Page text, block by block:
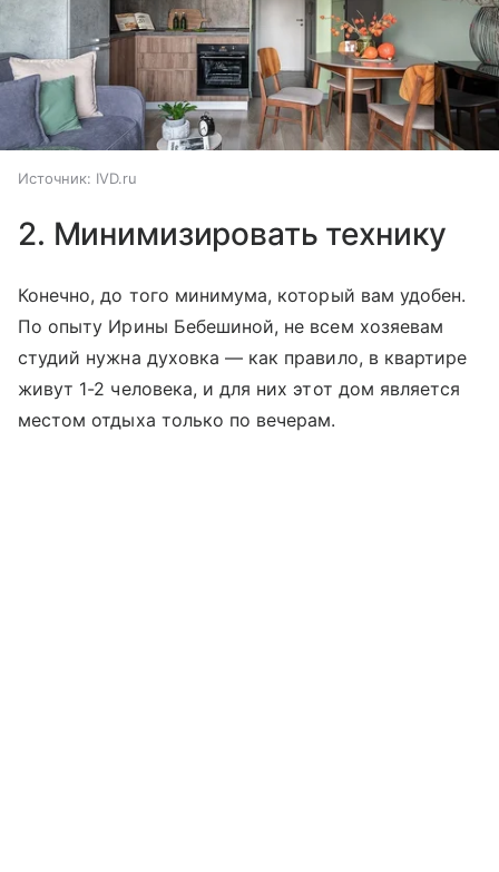
Источник: IVD.ru
2. Минимизировать технику
Конечно, до того минимума, который вам удобен.
По опыту Ирины Бебешиной, не всем хозяевам
студий нужна духовка — как правило, в квартире
живут 1-2 человека, и для них этот дом является
местом отдыха только по вечерам.